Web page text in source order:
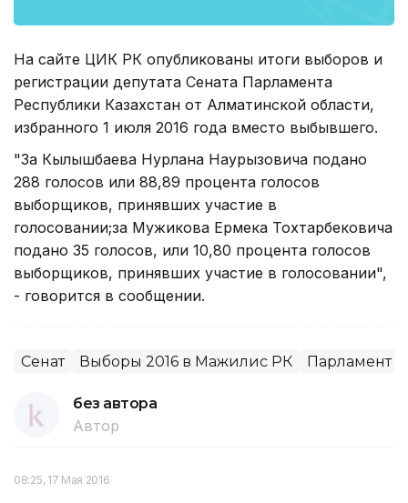
На сайте ЦИК РК опубликованы итоги выборов и
регистрации депутата Сената Парламента
Республики Казахстан от Алматинской области,
избранного 1 июля 2016 года вместо выбывшего.
"За Кылышбаева Нурлана Наурызовича подано
288 голосов или 88,89 процента голосов
выборщиков, принявших участие в
голосовании;за Мужикова Ермека Тохтарбековича
подано 35 голосов, или 10,80 процента голосов
выборщиков, принявших участие в голосовании",
- говорится в сообщении.
Сенат Выборы 2016 в Мажилис РК Парламент
без автора
Автор
08:25, 17 Мая 2016